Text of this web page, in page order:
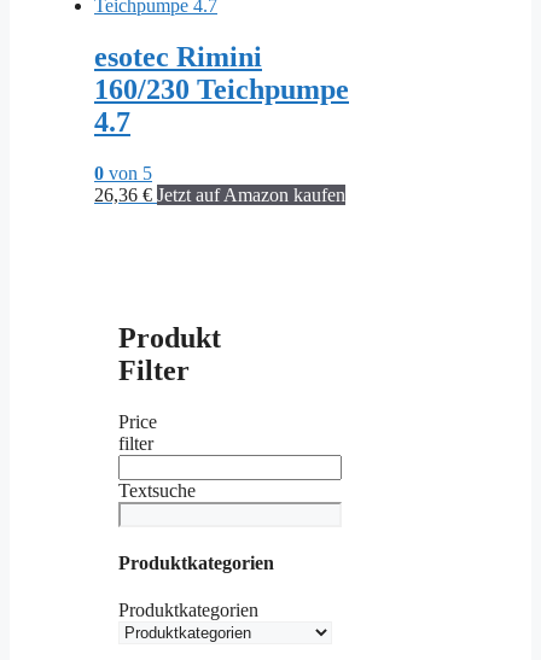
esotec Rimini
160/230 Teichpumpe
4.7
0 von 5
26,36 € Jetzt auf Amazon kaufen
Produkt
Filter
Price
filter
Textsuche
Produktkategorien
Produktkategorien